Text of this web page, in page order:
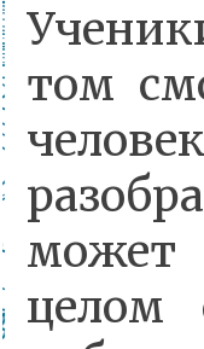
том
может
целом